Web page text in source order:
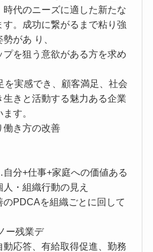
時代のニーズに適した新たな
。成功に繋がるまで粘り強
があ り、
を狙う意欲がある方を求め
を実感でき、顧客満足、社会
きと活動する魅力ある企業
す。
働き方の改善
分+仕事+家庭への価値ある
・組織行動の見え
のPDCAを組織ごとに回して
ー残業デ
応答、有給取得促進、勤務